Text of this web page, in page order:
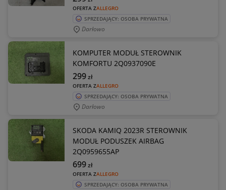
OFERTA ZALLEGRO
SPRZEDAJĄCY: OSOBA PRYWATNA
Darłowo
KOMPUTER MODUŁ STEROWNIK
KOMFORTU 2Q0937090E
OFERTA ZALLEGRO
299zł
SPRZEDAJĄCY: OSOBA PRYWATNA
Darłowo
SKODA KAMIQ 2023R STEROWNIK
MODUŁ PODUSZEK AIRBAG
2Q0959655AP
OFERTA ZALLEGRO
699zł
SPRZEDAJĄCY: OSOBA PRYWATNA